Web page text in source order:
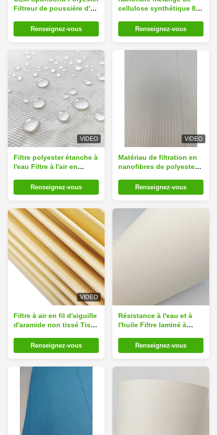
Filtreur de poussière d'air
Renseignez-vous
cellulose synthétique 80 /
médiatique pour
emballage écologique
Renseignez-vous
VIDEO
Filtre polyester étanche à
l'eau Filtre à l'air en
construction
Renseignez-vous
VIDEO
Matériau de filtration en
nanofibres de polyester
la filtration de l'air
Renseignez-vous
VIDEO
Filtre à air en fil d'aiguille
d'aramide non tissé Tissu
Médias de cartouche de
membrane
Renseignez-vous
Résistance à l'eau et à
l'huile Filtre laminé à
produits
pharmaceutiques
Renseignez-vous